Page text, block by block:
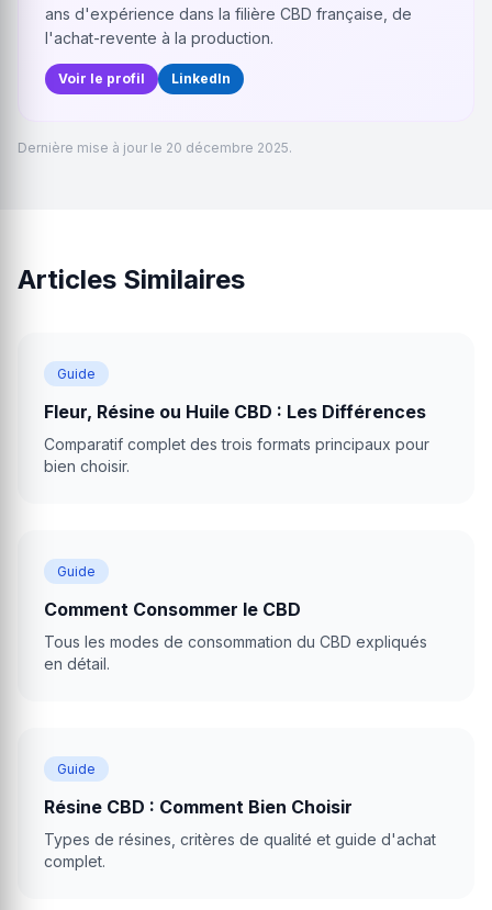
ans d'expérience dans la filière CBD française, de
l'achat-revente à la production.
Voir le profil LinkedIn
Dernière mise à jour le 20 décembre 2025.
Articles Similaires
Guide
Fleur, Résine ou Huile CBD : Les Différences
Comparatif complet des trois formats principaux pour
bien choisir.
Guide
Comment Consommer le CBD
Tous les modes de consommation du CBD expliqués
en détail.
Guide
Résine CBD : Comment Bien Choisir
Types de résines, critères de qualité et guide d'achat
complet.